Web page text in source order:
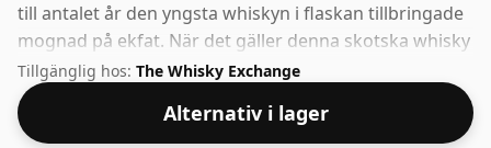
till antalet år den yngsta whiskyn i flaskan tillbringade
mognad på ekfat. När det gäller denna skotska whisky
från Speyburn är det 12 år. Buteljerat med den allt
populärare styrkan på 43%, vilket är ett respektabelt
drickande ABV.
Tillgänglig hos: The Whisky Exchange
Alternativ i lager